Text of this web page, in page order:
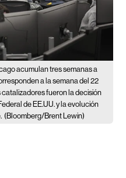
acumulan tres semanas a
a la semana del 22
fueron la decisión
de EE.UU. y la evolución
(Bloomberg/Brent Lewin)